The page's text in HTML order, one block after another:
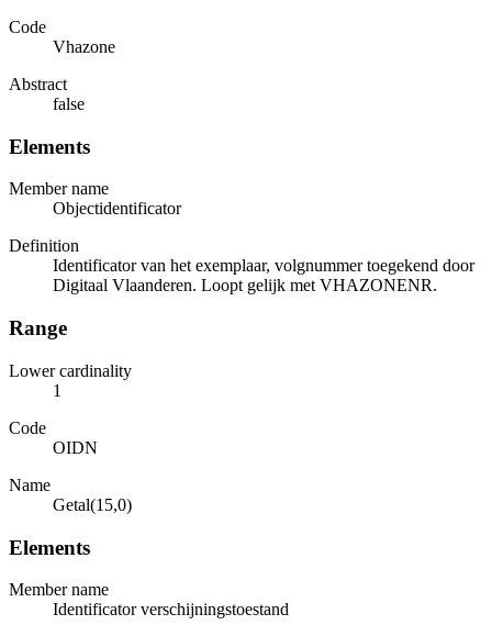
Code
Vhazone
Abstract
false
Elements
Member name
Objectidentificator
Definition
Identificator van het exemplaar, volgnummer toegekend door
Digitaal Vlaanderen. Loopt gelijk met VHAZONENR.
Range
Lower cardinality
1
Code
OIDN
Name
Getal(15,0)
Elements
Member name
Identificator verschijningstoestand